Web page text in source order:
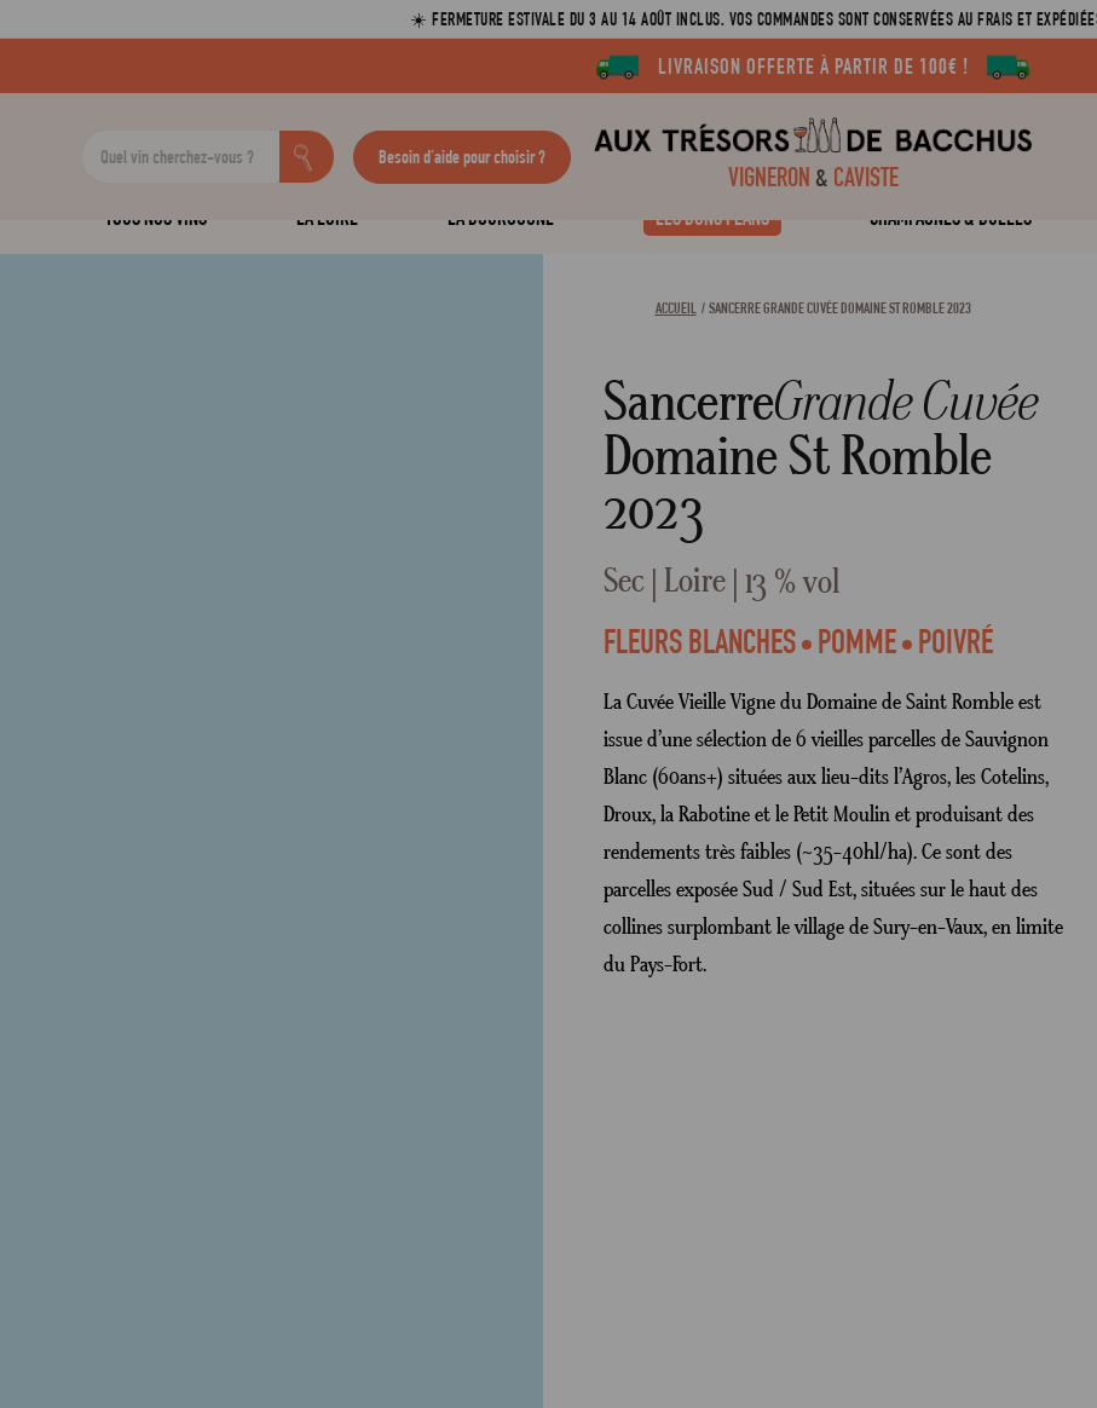
☀️ FERMETURE ESTIVALE DU 3 AU 14 AOÛT INCLUS. VOS COMMANDES SONT CONSERVÉES AU FRAIS ET
LIVRAISON OFFERTE À PARTIR DE 100€ !
Besoin d'aide pour choisir ?
VIGNERON & CAVISTE
TOUS NOS VINS LA LOIRE LA BOURGOGNE LES BONS PLANS CHAMPAGNES & BULLES
ACCUEIL SANCERRE GRANDE CUVÉE DOMAINE ST ROMBLE 2023
SancerreGrande Cuvée
Domaine St Romble
2023
Sec Loire 13 % vol
FLEURS BLANCHES POMME POIVRÉ
La Cuvée Vieille Vigne du Domaine de Saint Romble est
issue d’une sélection de 6 vieilles parcelles de Sauvignon
Blanc (60ans+) situées aux lieu-dits l’Agros, les Cotelins,
Droux, la Rabotine et le Petit Moulin et produisant des
rendements très faibles (~35-40hl/ha). Ce sont des
parcelles exposée Sud / Sud Est, situées sur le haut des
collines surplombant le village de Sury-en-Vaux, en limite
du Pays-Fort.